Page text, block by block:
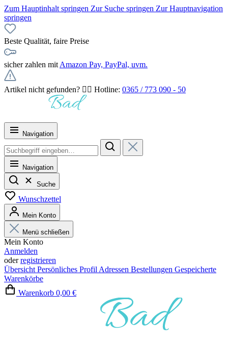
Zum Hauptinhalt springen Zur Suche springen Zur Hauptnavigation
springen
Beste Qualität, faire Preise
sicher zahlen mit Amazon Pay, PayPal, uvm.
Artikel nicht gefunden? 👉🏻 Hotline: 0365 / 773 090 - 50
Navigation
Navigation
Suche
Wunschzettel
Mein Konto
Menü schließen
Mein Konto
Anmelden
oderregistrieren
Übersicht Persönliches Profil Adressen Bestellungen Gespeicherte
Warenkörbe
Warenkorb 0,00 €